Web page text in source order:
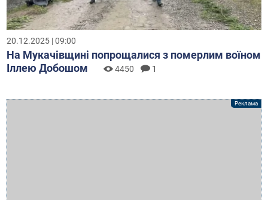
20.12.2025 | 09:00
На Мукачівщині попрощалися з померлим воїном
Іллею Добошом
4450 1